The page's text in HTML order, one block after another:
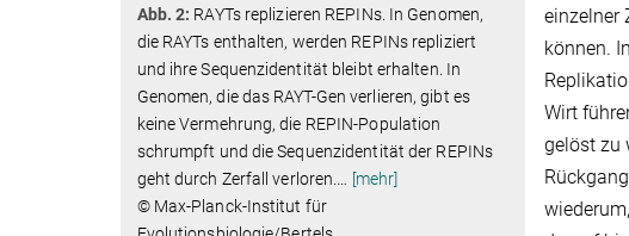
Abb. 2: RAYTs replizieren REPINs. In Genomen,
die RAYTs enthalten, werden REPINs repliziert
und ihre Sequenzidentität bleibt erhalten. In
Genomen, die das RAYT-Gen verlieren, gibt es
keine Vermehrung, die REPIN-Population
schrumpft und die Sequenzidentität der REPINs
geht durch Zerfall verloren.
[mehr]
© Max-Planck-Institut für
einzelner
können.
Wirt
gelöst zu